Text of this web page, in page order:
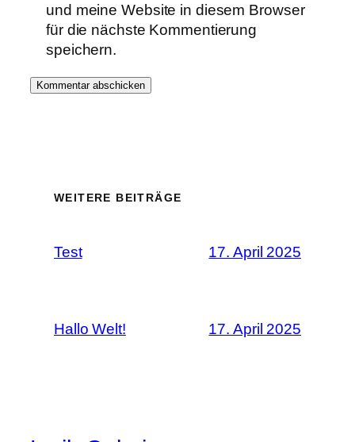
und meine Website in diesem Browser
für die nächste Kommentierung
speichern.
WEITERE BEITRÄGE
Test 17. April 2025
Hallo Welt! 17. April 2025